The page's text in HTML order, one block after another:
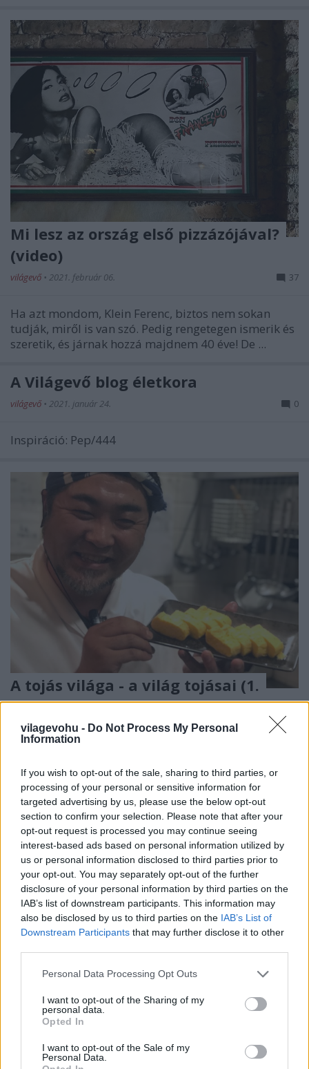
vilagevohu - Do Not Process My Personal
Information
If you wish to opt-out of the sale, sharing to third parties, or
processing of your personal or sensitive information for
targeted advertising by us, please use the below opt-out
section to confirm your selection. Please note that after your
opt-out request is processed you may continue seeing
interest-based ads based on personal information utilized by
us or personal information disclosed to third parties prior to
your opt-out. You may separately opt-out of the further
disclosure of your personal information by third parties on the
IAB’s list of downstream participants. This information may
also be disclosed by us to third parties on the IAB’s List of
Downstream Participants that may further disclose it to other
Please note that this website/app uses one or more Google
not limited to your visit or usage behaviour. You may click to
grant or deny consent to Google and its third-party tags to
use your data for below specified purposes in below Google
consent section.
Personal Data Processing Opt Outs
I want to opt-out of the Sharing of my
personal data.
Opted In
I want to opt-out of the Sale of my
Personal Data.
Mi lesz az ország első pizzázójával?
(video)
világevő • 2021. február 06. 37
Ha azt mondom, Klein Ferenc, biztos nem sokan
tudják, miről is van szó. Pedig rengetegen ismerik és
szeretik, és járnak hozzá majdnem 40 éve! De ...
A Világevő blog életkora
világevő • 2021. január 24. 0
Inspiráció: Pep/444
A tojás világa - a világ tojásai (1.
rész)
világevő•2021. január 22.
hihetetlenül változatos dolgok készülnek belőle
világszerte, miközben az alap ugyanaz, egy
marokban ...
Autentikus mexikói konyha: egy kis